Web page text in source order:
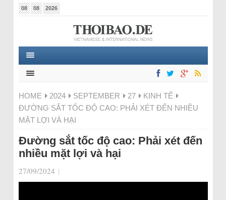
08 08 2026
HOME 2024 SEPTEMBER 27
KINH TẾ
ĐƯỜNG SẮT TỐC ĐỘ CAO: PHẢI XÉT ĐẾN NHIỀU
MẶT LỢI VÀ HẠI
Đường sắt tốc độ cao: Phải xét đến
nhiều mặt lợi và hại
27/09/2024 |